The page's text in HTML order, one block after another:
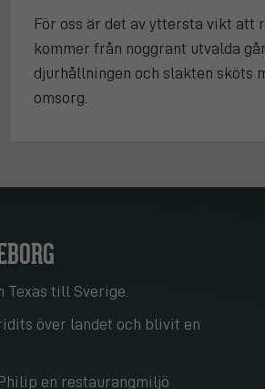
För oss är det av yttersta vikt att
kommer från noggrant utvalda
djurhållningen och slakten sköts
omsorg.
till Sverige.
över landet och blivit en
en restaurangmiljö